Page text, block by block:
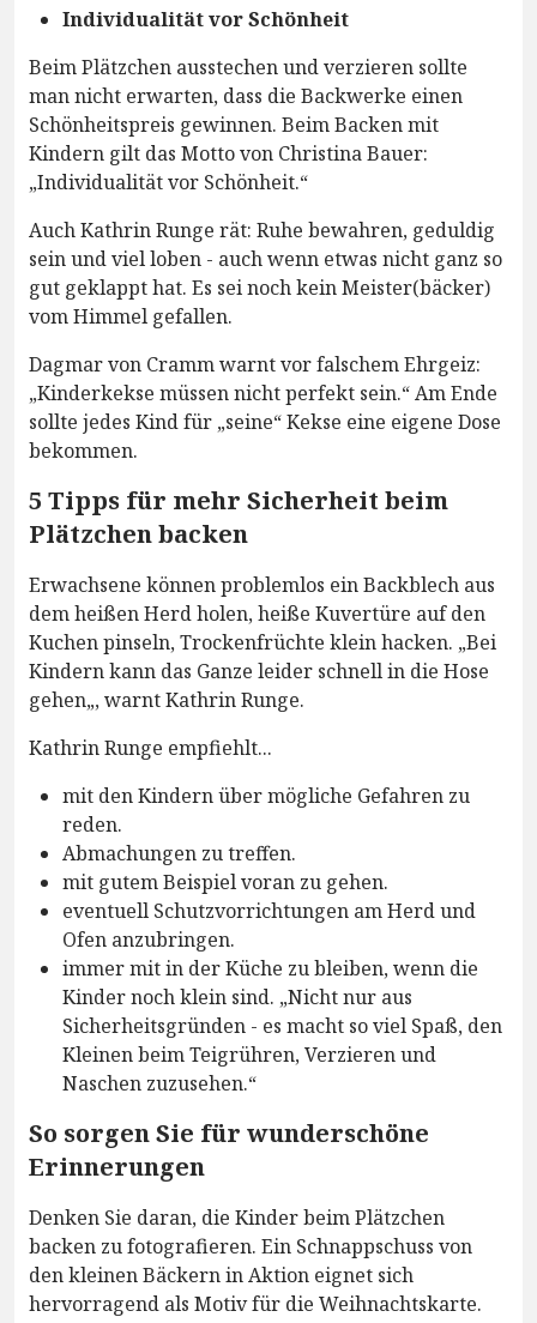
Individualität vor Schönheit
Beim Plätzchen ausstechen und verzieren sollte
man nicht erwarten, dass die Backwerke einen
Schönheitspreis gewinnen. Beim Backen mit
Kindern gilt das Motto von Christina Bauer:
„Individualität vor Schönheit.“
Auch Kathrin Runge rät: Ruhe bewahren, geduldig
sein und viel loben - auch wenn etwas nicht ganz so
gut geklappt hat. Es sei noch kein Meister(bäcker)
vom Himmel gefallen.
Dagmar von Cramm warnt vor falschem Ehrgeiz:
„Kinderkekse müssen nicht perfekt sein.“ Am Ende
sollte jedes Kind für „seine“ Kekse eine eigene Dose
bekommen.
5 Tipps für mehr Sicherheit beim
Plätzchen backen
Erwachsene können problemlos ein Backblech aus
dem heißen Herd holen, heiße Kuvertüre auf den
Kuchen pinseln, Trockenfrüchte klein hacken. „Bei
Kindern kann das Ganze leider schnell in die Hose
gehen„, warnt Kathrin Runge.
Kathrin Runge empfiehlt...
mit den Kindern über mögliche Gefahren zu
reden.
Abmachungen zu treffen.
mit gutem Beispiel voran zu gehen.
eventuell Schutzvorrichtungen am Herd und
Ofen anzubringen.
immer mit in der Küche zu bleiben, wenn die
Kinder noch klein sind. „Nicht nur aus
Sicherheitsgründen - es macht so viel Spaß, den
Kleinen beim Teigrühren, Verzieren und
Naschen zuzusehen.“
So sorgen Sie für wunderschöne
Erinnerungen
Denken Sie daran, die Kinder beim Plätzchen
backen zu fotografieren. Ein Schnappschuss von
den kleinen Bäckern in Aktion eignet sich
hervorragend als Motiv für die Weihnachtskarte.